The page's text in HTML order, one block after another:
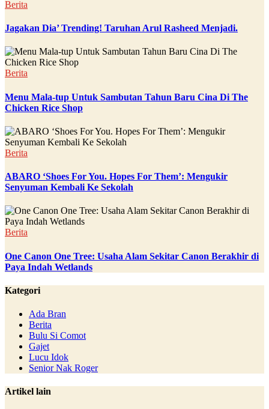
Berita
Jagakan Dia’ Trending! Taruhan Arul Rasheed Menjadi.
Berita
Menu Mala-tup Untuk Sambutan Tahun Baru Cina Di The
Chicken Rice Shop
Berita
ABARO ‘Shoes For You. Hopes For Them’: Mengukir
Senyuman Kembali Ke Sekolah
Berita
One Canon One Tree: Usaha Alam Sekitar Canon Berakhir di
Paya Indah Wetlands
Kategori
Ada Bran
Berita
Bulu Si Comot
Gajet
Lucu Idok
Senior Nak Roger
Artikel lain